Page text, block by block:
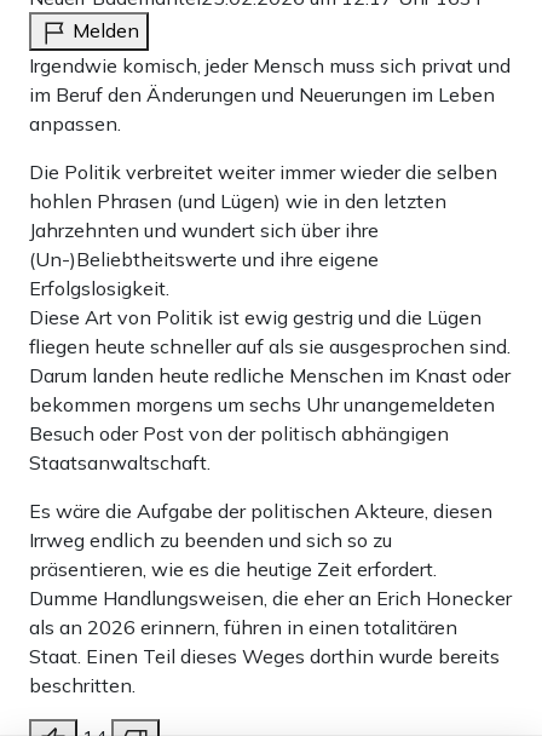
Melden
Irgendwie komisch, jeder Mensch muss sich privat und
im Beruf den Änderungen und Neuerungen im Leben
anpassen.
Die Politik verbreitet weiter immer wieder die selben
hohlen Phrasen (und Lügen) wie in den letzten
Jahrzehnten und wundert sich über ihre
(Un-)Beliebtheitswerte und ihre eigene
Erfolgslosigkeit.
Diese Art von Politik ist ewig gestrig und die Lügen
fliegen heute schneller auf als sie ausgesprochen sind.
Darum landen heute redliche Menschen im Knast oder
bekommen morgens um sechs Uhr unangemeldeten
Besuch oder Post von der politisch abhängigen
Staatsanwaltschaft.
Es wäre die Aufgabe der politischen Akteure, diesen
Irrweg endlich zu beenden und sich so zu
präsentieren, wie es die heutige Zeit erfordert.
Dumme Handlungsweisen, die eher an Erich Honecker
als an 2026 erinnern, führen in einen totalitären
Staat. Einen Teil dieses Weges dorthin wurde bereits
beschritten.